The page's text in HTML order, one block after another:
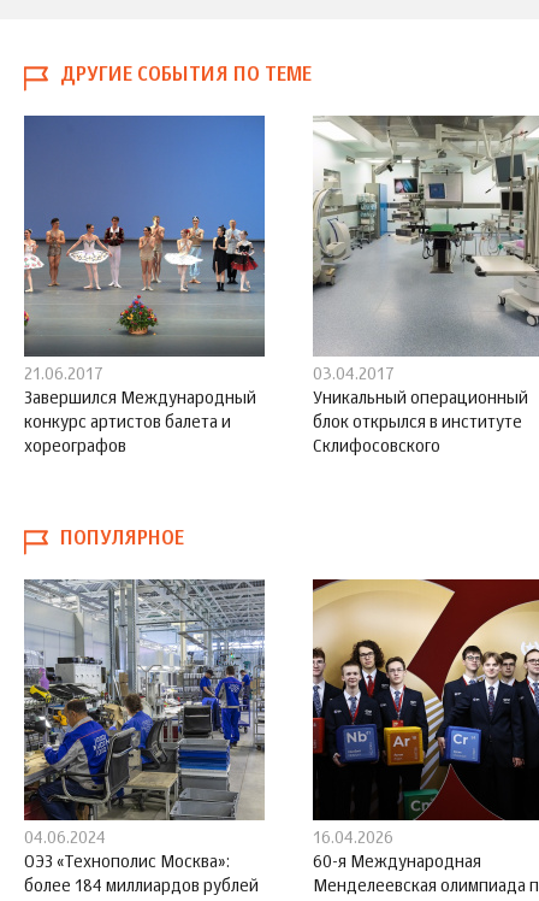
ДРУГИЕ СОБЫТИЯ ПО ТЕМЕ
21.06.2017
Завершился Международный
конкурс артистов балета и
хореографов
03.04.2017
Уникальный операционный
блок открылся в институте
Склифосовского
ПОПУЛЯРНОЕ
04.06.2024
ОЭЗ «Технополис Москва»:
более 184 миллиардов рублей
16.04.2026
60-я Международная
Менделеевская олимпиада